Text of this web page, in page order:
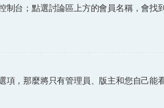
台；點選討論區上方的會員名稱，會
項，那麼將只有管理員、版主和您自己能